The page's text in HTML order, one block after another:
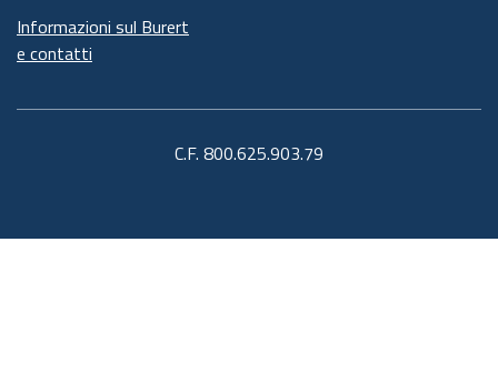
Informazioni sul Burert
e contatti
C.F. 800.625.903.79